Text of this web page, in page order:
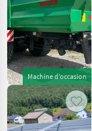
Machine d’occasion